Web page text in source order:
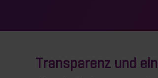
Transparenz und